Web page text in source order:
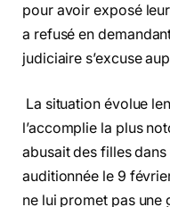
pour avoir exposé
a refusé en
judiciaire s’excuse
La situation évolue
l’accomplie la plus
abusait des filles
auditionnée le 9
ne lui promet pas une